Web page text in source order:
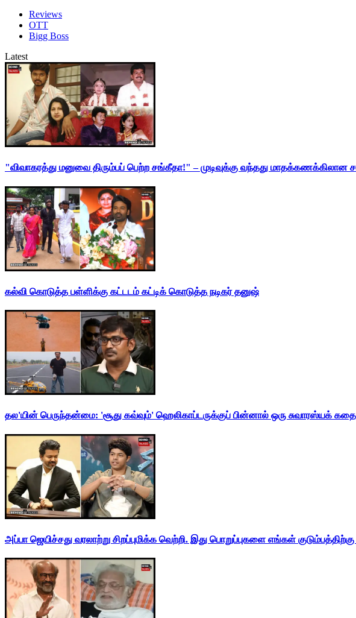
Reviews
OTT
Bigg Boss
Latest
"விவாகரத்து மனுவை திரும்பப் பெற்ற சங்கீதா!" – முடிவுக்கு வந்தது மாதக்கணக்கிலான
கல்வி கொடுத்த பள்ளிக்கு கட்டடம் கட்டிக் கொடுத்த நடிகர் தனுஷ்
தல'யின் பெருந்தன்மை: 'சூது கவ்வும்' ஹெலிகாப்டருக்குப் பின்னால் ஒரு சுவாரஸ்யக்
அப்பா ஜெயிச்சது வரலாற்று சிறப்புமிக்க வெற்றி. இது பொறுப்புகளை எங்கள்